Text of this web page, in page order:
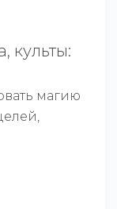
культы:
магию